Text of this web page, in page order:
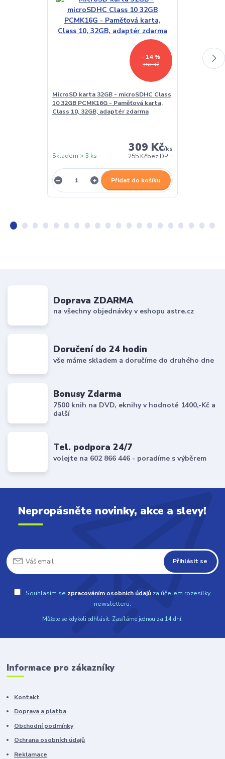
359 Kč
- 14 %
MicroSD karta 32GB - microSDHC Class
10 32GB PCMK16G - Paměťová karta,
Class 10, 32GB, adaptér zdarma
309 Kč/ks
255 Kčbez DPH
Skladem > 3 ks
Přidat do košíku
Doprava ZDARMA
na všechny objednávky v eshopu astre.cz
Doručení do 24 hodin
vše máme skladem a doručíme do druhého dne
Bonusy Zdarma
7500 knih na DVD, eknihy v hodnotě 1400,-Kč a
další
Tel. podpora 24/7
volejte na 602 866 446 - poradíme s výběrem
Nepropásněte novinky, akce a slevy!
Přihlásit se
Souhlasím se zpracováním osobních údajů za účelem rozesílky
newsletteru.
Můžete se kdykoli odhlásit. Zasíláme jednou za 14 dní.
Informace pro zákazníky
Kontakt
Doprava a platba
Obchodní podmínky
Ochrana osobních údajů
Reklamace